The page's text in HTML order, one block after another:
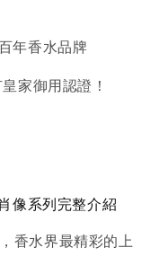
年香水品牌
家御用認證！
像系列完整介紹
香水界最精彩的上